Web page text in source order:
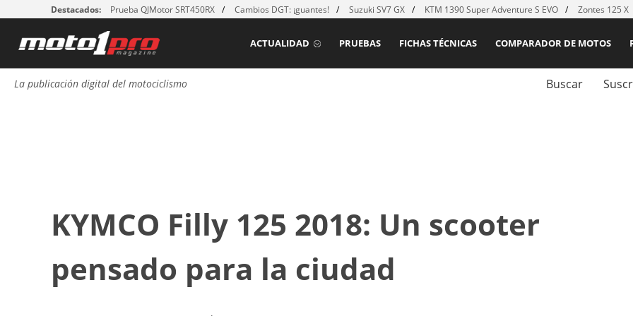
Destacados: Prueba QJMotor SRT450RX Cambios DGT: ¡guantes! Suzuki SV7 GX KTM 1390 Super Adventure S EVO Zontes 125 X
COMPARADOR DE MOTOS
FICHAS TÉCNICAS
PRUEBAS
ACTUALIDAD
La publicación digital del motociclismo Buscar
KYMCO Filly 125 2018: Un scooter
pensado para la ciudad